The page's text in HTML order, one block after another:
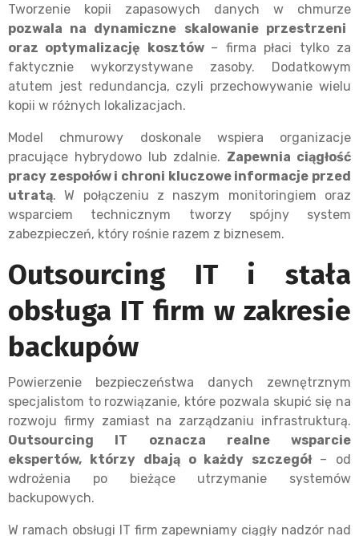
Tworzenie kopii zapasowych danych w chmurze
pozwala na dynamiczne skalowanie przestrzeni
oraz optymalizację kosztów – firma płaci tylko za
faktycznie wykorzystywane zasoby. Dodatkowym
atutem jest redundancja, czyli przechowywanie wielu
kopii w różnych lokalizacjach.
Model chmurowy doskonale wspiera organizacje
pracujące hybrydowo lub zdalnie. Zapewnia ciągłość
pracy zespołów i chroni kluczowe informacje przed
utratą. W połączeniu z naszym monitoringiem oraz
wsparciem technicznym tworzy spójny system
zabezpieczeń, który rośnie razem z biznesem.
Outsourcing IT i stała
obsługa IT firm w zakresie
backupów
Powierzenie bezpieczeństwa danych zewnętrznym
specjalistom to rozwiązanie, które pozwala skupić się na
rozwoju firmy zamiast na zarządzaniu infrastrukturą.
Outsourcing IT oznacza realne wsparcie
ekspertów, którzy dbają o każdy szczegół – od
wdrożenia po bieżące utrzymanie systemów
backupowych.
W ramach obsługi IT firm zapewniamy ciągły nadzór nad